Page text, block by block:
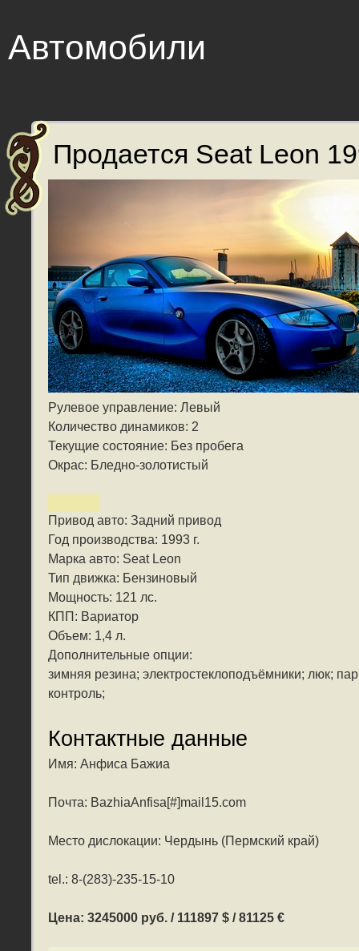
Автомобили
Продается Seat Leon
Рулевое управление: Левый
Количество динамиков: 2
Текущие состояние: Без пробега
Окрас: Бледно-золотистый
Привод авто: Задний привод
Год производства: 1993 г.
Марка авто: Seat Leon
Тип движка: Бензиновый
Мощность: 121 лс.
КПП: Вариатор
Объем: 1,4 л.
Дополнительные опции:
зимняя резина; электростеклоподъёмники; люк;
контроль;
Контактные данные
Имя: Анфиса Бажиа
Почта: BazhiaAnfisa[#]mail15.com
Место дислокации: Чердынь (Пермский край)
tel.: 8-(283)-235-15-10
Цена: 3245000 руб. / 111897 $ / 81125 €